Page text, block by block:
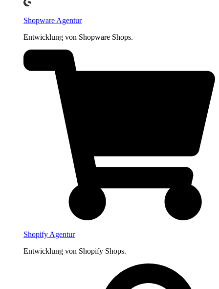
Shopware Agentur
Entwicklung von Shopware Shops.
Shopify Agentur
Entwicklung von Shopify Shops.